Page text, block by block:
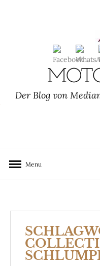
Der Blog von
Menu